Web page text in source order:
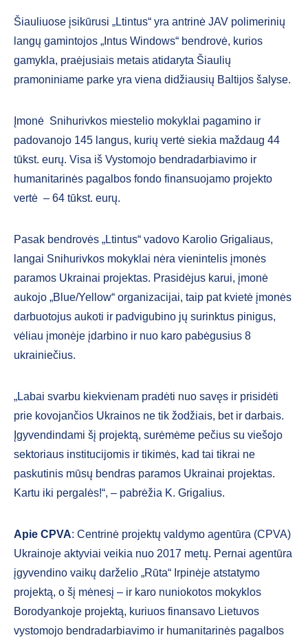
Šiauliuose įsikūrusi „Ltintus“ yra antrinė JAV polimerinių
langų gamintojos „Intus Windows“ bendrovė, kurios
gamykla, praėjusiais metais atidaryta Šiaulių
pramoniniame parke yra viena didžiausių Baltijos šalyse.
Įmonė Snihurivkos miestelio mokyklai pagamino ir
padovanojo 145 langus, kurių vertė siekia maždaug 44
tūkst. eurų. Visa iš Vystomojo bendradarbiavimo ir
humanitarinės pagalbos fondo finansuojamo projekto
vertė – 64 tūkst. eurų.
Pasak bendrovės „Ltintus“ vadovo Karolio Grigaliaus,
langai Snihurivkos mokyklai nėra vienintelis įmonės
paramos Ukrainai projektas. Prasidėjus karui, įmonė
aukojo „Blue/Yellow“ organizacijai, taip pat kvietė įmonės
darbuotojus aukoti ir padvigubino jų surinktus pinigus,
vėliau įmonėje įdarbino ir nuo karo pabėgusius 8
ukrainiečius.
„Labai svarbu kiekvienam pradėti nuo savęs ir prisidėti
prie kovojančios Ukrainos ne tik žodžiais, bet ir darbais.
Įgyvendindami šį projektą, surėmėme pečius su viešojo
sektoriaus institucijomis ir tikimės, kad tai tikrai ne
paskutinis mūsų bendras paramos Ukrainai projektas.
Kartu iki pergalės!“, – pabrėžia K. Grigalius.
Apie CPVA: Centrinė projektų valdymo agentūra (CPVA)
Ukrainoje aktyviai veikia nuo 2017 metų. Pernai agentūra
įgyvendino vaikų darželio „Rūta“ Irpinėje atstatymo
projektą, o šį mėnesį – ir karo nuniokotos mokyklos
Borodyankoje projektą, kuriuos finansavo Lietuvos
vystomojo bendradarbiavimo ir humanitarinės pagalbos